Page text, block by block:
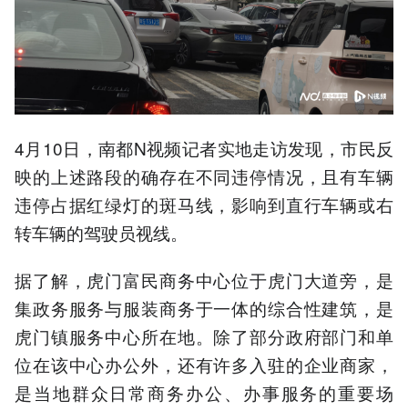
4月10日，南都N视频记者实地走访发现，市民反
映的上述路段的确存在不同违停情况，且有车辆
违停占据红绿灯的斑马线，影响到直行车辆或右
转车辆的驾驶员视线。
据了解，虎门富民商务中心位于虎门大道旁，是
集政务服务与服装商务于一体的综合性建筑，是
虎门镇服务中心所在地。除了部分政府部门和单
位在该中心办公外，还有许多入驻的企业商家，
是当地群众日常商务办公、办事服务的重要场